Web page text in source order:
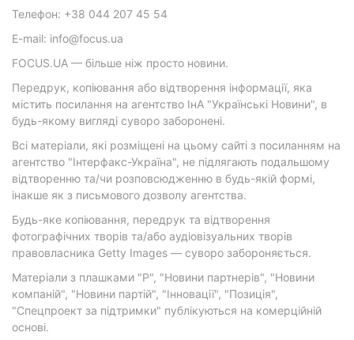
Телефон: +38 044 207 45 54
E-mail: info@focus.ua
FOCUS.UA — більше ніж просто новини.
Передрук, копіювання або відтворення інформації, яка
містить посилання на агентство ІнА "Українські Новини", в
будь-якому вигляді суворо заборонені.
Всі матеріали, які розміщені на цьому сайті з посиланням на
агентство "Інтерфакс-Україна", не підлягають подальшому
відтворенню та/чи розповсюдженню в будь-якій формі,
інакше як з письмового дозволу агентства.
Будь-яке копіювання, передрук та відтворення
фотографічних творів та/або аудіовізуальних творів
правовласника Getty Images — суворо забороняється.
Матеріали з плашками "Р", "Новини партнерів", "Новини
компаній", "Новини партій", "Інновації", "Позиція",
"Спецпроект за підтримки" публікуються на комерційній
основі.